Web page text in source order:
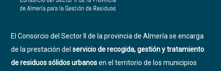
El Consorcio del Sector II de la provincia de Almería se encarga
de la prestación delservicio de recogida, gestión y tratamiento
de residuos sólidos urbanosen el territorio de los municipios